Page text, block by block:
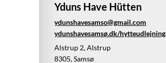
Yduns Have Hütten
ydunshavesamso@gmail.com
ydunshavesamsø.dk/hytteudlejning
Alstrup 2, Alstrup
8305, Samsø